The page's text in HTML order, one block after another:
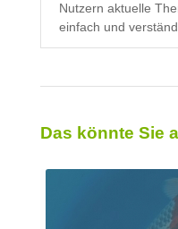
Nutzern aktuelle
einfach und
Das könnte Sie